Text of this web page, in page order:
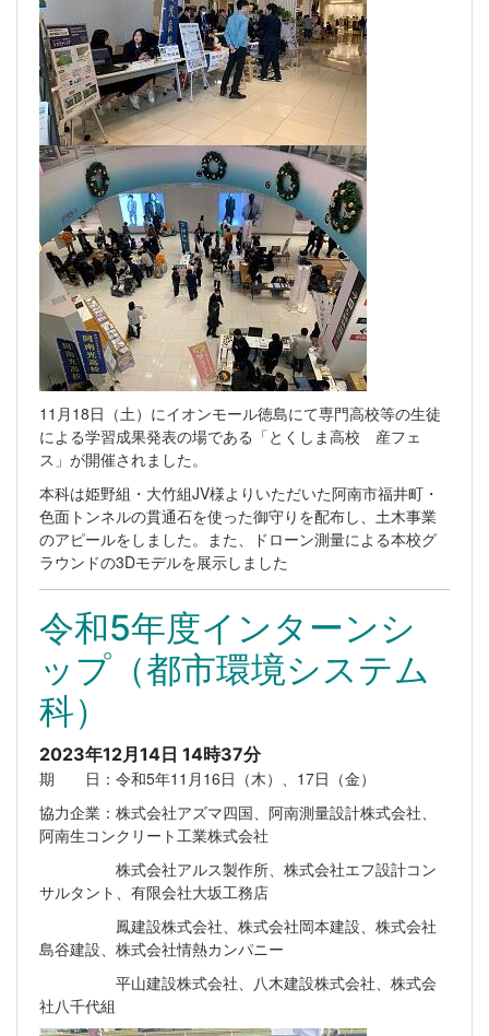
11月18日（土）にイオンモール徳島にて専門高校等の生徒
による学習成果発表の場である「とくしま高校 産フェ
ス」が開催されました。
本科は姫野組・大竹組JV様よりいただいた阿南市福井町・
色面トンネルの貫通石を使った御守りを配布し、土木事業
のアピールをしました。また、ドローン測量による本校グ
ラウンドの3Dモデルを展示しました
令和5年度インターンシ
ップ（都市環境システム
科）
2023年12月14日 14時37分
期 日：令和5年11月16日（木）、17日（金）
協力企業：株式会社アズマ四国、阿南測量設計株式会社、
阿南生コンクリート工業株式会社
株式会社アルス製作所、株式会社エフ設計コン
サルタント、有限会社大坂工務店
鳳建設株式会社、株式会社岡本建設、株式会社
島谷建設、株式会社情熱カンパニー
平山建設株式会社、八木建設株式会社、株式会
社八千代組